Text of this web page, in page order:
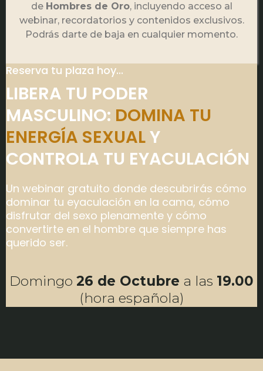
de Hombres de Oro, incluyendo acceso al
webinar, recordatorios y contenidos exclusivos.
Podrás darte de baja en cualquier momento.
Reserva tu plaza hoy...
LIBERA TU PODER
MASCULINO: DOMINA TU
ENERGÍA SEXUALY
CONTROLA TU EYACULACIÓN
Un webinar gratuito donde descubrirás cómo
dominar tu eyaculación en la cama, cómo
disfrutar del sexo plenamente y cómo
convertirte en el hombre que siempre has
querido ser.
Domingo 26 de Octubre a las 19.00
(hora española)